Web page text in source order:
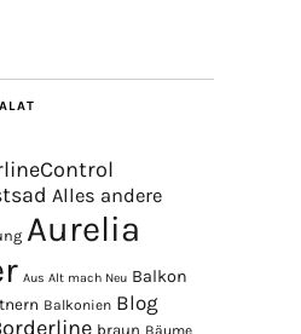
Alles andere
Aurelia
Aus Alt mach Neu Balkon
Balkonien Blog
braun Bäume